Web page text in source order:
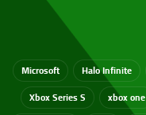
Halo Infinite
Microsoft
xbox one
Xbox Series S